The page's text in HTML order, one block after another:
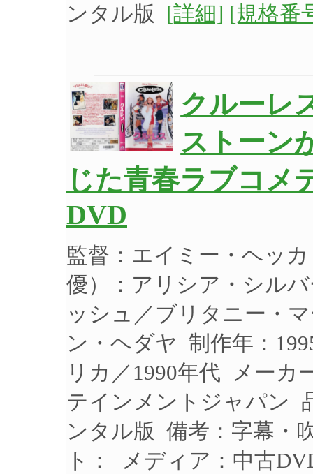
ンタル版 [詳細] [規格番
クルーレ
ストーン
じた青春ラブコメ
DVD
監督：エイミー・ヘッ
優）：アリシア・シル
ッシュ／ブリタニー・
ン・ヘダヤ 制作年：
リカ／1990年代 メーカ
テインメントジャパン
ンタル版 備考：字幕・
ト： メディア：中古